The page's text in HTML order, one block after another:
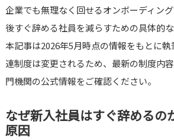
企業でも無理なく回せるオンボーディン
後すぐ辞める社員を減らすための具体的な
本記事は2026年5月時点の情報をもとに
連制度は変更されるため、最新の制度内
門機関の公式情報をご確認ください。
なぜ新入社員はすぐ辞める
原因